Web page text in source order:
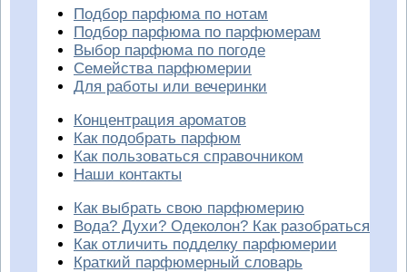
Подбор парфюма по нотам
Подбор парфюма по парфюмерам
Выбор парфюма по погоде
Семейства парфюмерии
Для работы или вечеринки
Концентрация ароматов
Как подобрать парфюм
Как пользоваться справочником
Наши контакты
Как выбрать свою парфюмерию
Вода? Духи? Одеколон? Как разобраться
Как отличить подделку парфюмерии
Краткий парфюмерный словарь